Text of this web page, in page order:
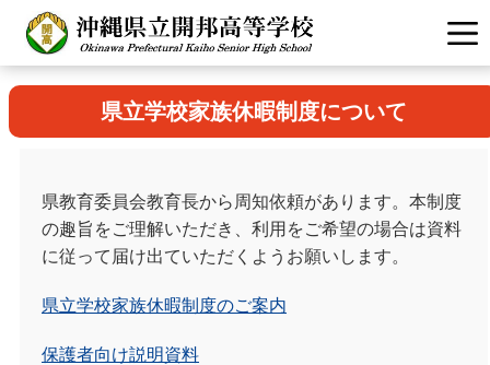
県立学校家族休暇制度について
県教育委員会教育長から周知依頼があります。本制度
の趣旨をご理解いただき、利用をご希望の場合は資料
に従って届け出ていただくようお願いします。
県立学校家族休暇制度のご案内
保護者向け説明資料